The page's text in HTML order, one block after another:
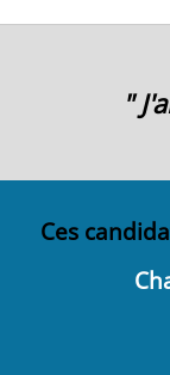
"
Ces